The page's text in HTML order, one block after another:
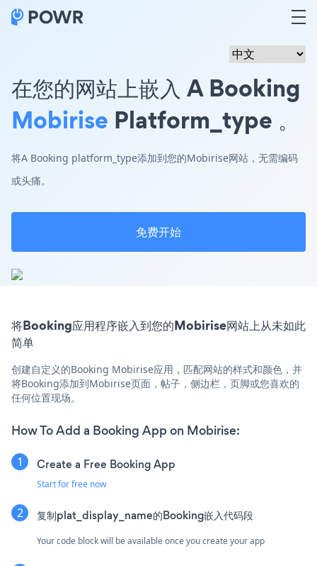
在您的网站上嵌入 A Booking
Mobirise Platform_type 。
将A Booking platform_type添加到您的Mobirise网站，无需编码
或头痛。
免费开始
将Booking应用程序嵌入到您的Mobirise网站上从未如此
简单
创建自定义的Booking Mobirise应用，匹配网站的样式和颜色，并
将Booking添加到Mobirise页面，帖子，侧边栏，页脚或您喜欢的
任何位置现场。
How To Add a Booking App on Mobirise:
Create a Free Booking App
Start for free now
复制plat_display_name的Booking嵌入代码段
Your code block will be available once you create your app